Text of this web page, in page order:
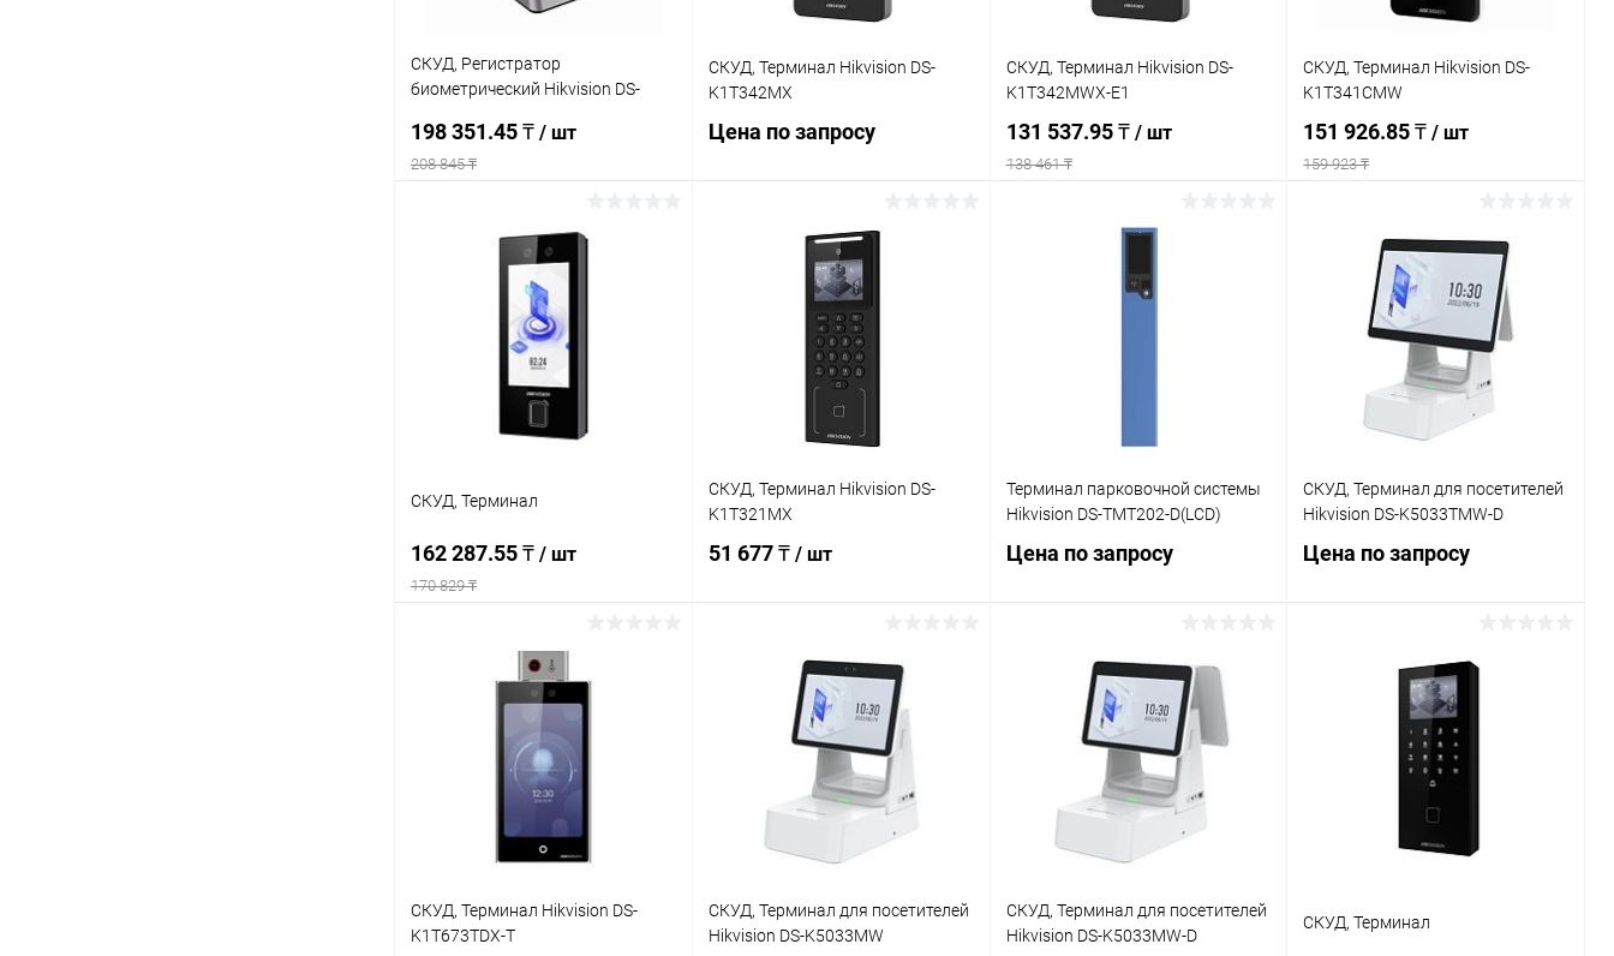
СКУД, Регистратор
биометрический Hikvision DS-
198 351.45 ₸ / шт
208 845 ₸
Подписаться
Купить в 1 клик
В избранное
СКУД, Терминал Hikvision DS-
K1T342MX
Цена по запросу
Запросить цену
Купить в 1 клик
В избранное
СКУД, Терминал Hikvision DS-
K1T342MWX-E1
131 537.95 ₸ / шт
138 461 ₸
Подписаться
Купить в 1 клик
СКУД, Терминал Hikvision DS-
K1T341CMW
151 926.85 ₸/ шт
159 923 ₸
Купить в 1 клик К сравнению
В избранное Недоступно
СКУД, Терминал
162 287.55 ₸ / шт
170 829 ₸
Подписаться
Купить в 1 клик
В избранное
СКУД, Терминал Hikvision DS-
K1T321MX
51 677 ₸ / шт
Купить в 1 клик К сравнению
В избранное Недоступно
Терминал парковочной системы
Hikvision DS-TMT202-D(LCD)
Цена по запросу
Купить в 1 клик К сравнению
В избранное Недоступно
СКУД, Терминал для посетителей
Hikvision DS-K5033TMW-D
Цена по запросу
Купить в 1 клик
В избранное
СКУД, Терминал Hikvision DS-
K1T673TDX-T
СКУД, Терминал для посетителей
Hikvision DS-K5033MW
СКУД, Терминал для посетителей
Hikvision DS-K5033MW-D
СКУД, Терминал